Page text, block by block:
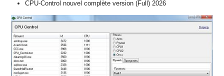
CPU-Control nouvel complète version (Full) 2026